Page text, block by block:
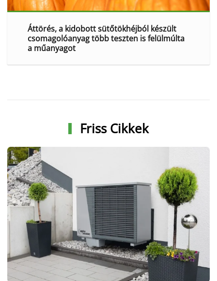
Áttörés, a kidobott sütőtökhéjból készült
csomagolóanyag több teszten is felülmúlta
a műanyagot
Friss Cikkek